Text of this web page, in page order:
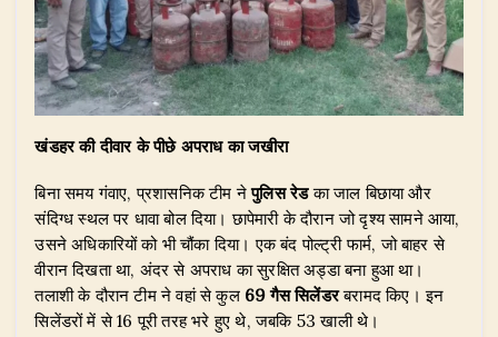
खंडहर की दीवार के पीछे अपराध का जखीरा
बिना समय गंवाए, प्रशासनिक टीम नेपुलिस रेडका जाल बिछाया और
संदिग्ध स्थल पर धावा बोल दिया। छापेमारी के दौरान जो दृश्य सामने आया,
उसने अधिकारियों को भी चौंका दिया। एक बंद पोल्ट्री फार्म, जो बाहर से
वीरान दिखता था, अंदर से अपराध का सुरक्षित अड्डा बना हुआ था।
तलाशी के दौरान टीम ने वहां से कुल 69 गैस सिलेंडरबरामद किए। इन
सिलेंडरों में से 16 पूरी तरह भरे हुए थे, जबकि 53 खाली थे।